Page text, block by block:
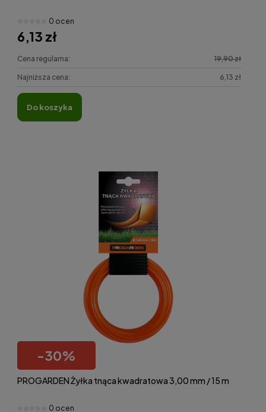
0 ocen
6,13 zł
Cena regularna: 19,90 zł
Najniższa cena: 6,13 zł
do koszyka
-30%
PROGARDEN Żyłka tnąca kwadratowa 3,00 mm / 15 m
0 ocen